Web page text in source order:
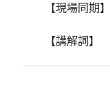
【現場同期
【講解詞】